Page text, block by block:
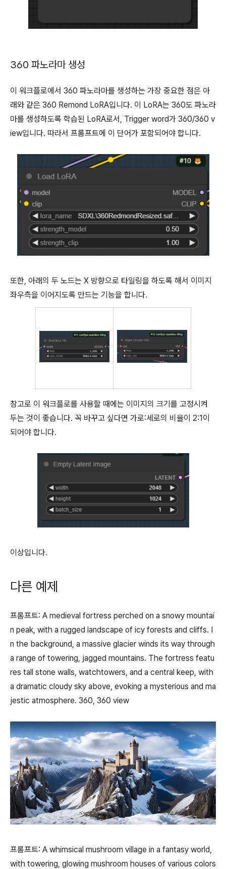
360 파노라마 생성
이 워크플로에서 360 파노라마를 생성하는 가장 중요한 점은 아
래와 같은 360 Remond LoRA입니다. 이 LoRA는 360도 파노라
마를 생성하도록 학습된 LoRA로서, Trigger word가 360/360 v
iew입니다. 따라서 프롬프트에 이 단어가 포함되어야 합니다.
또한, 아래의 두 노드는 X 방향으로 타일링을 하도록 해서 이미지
좌우측을 이어지도록 만드는 기능을 합니다.
참고로 이 워크플로를 사용할 때에는 이미지의 크기를 고정시켜
두는 것이 좋습니다. 꼭 바꾸고 싶다면 가로:세로의 비율이 2:1이
되어야 합니다.
이상입니다.
다른 예제
프롬프트: A medieval fortress perched on a snowy mountai
n peak, with a rugged landscape of icy forests and cliffs. I
n the background, a massive glacier winds its way through
a range of towering, jagged mountains. The fortress featu
res tall stone walls, watchtowers, and a central keep, with
a dramatic cloudy sky above, evoking a mysterious and ma
jestic atmosphere. 360, 360 view
프롬프트: A whimsical mushroom village in a fantasy world,
with towering, glowing mushroom houses of various colors